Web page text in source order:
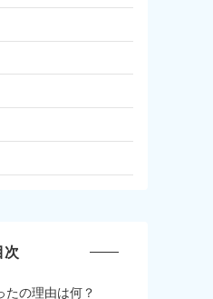
次
の理由は何？